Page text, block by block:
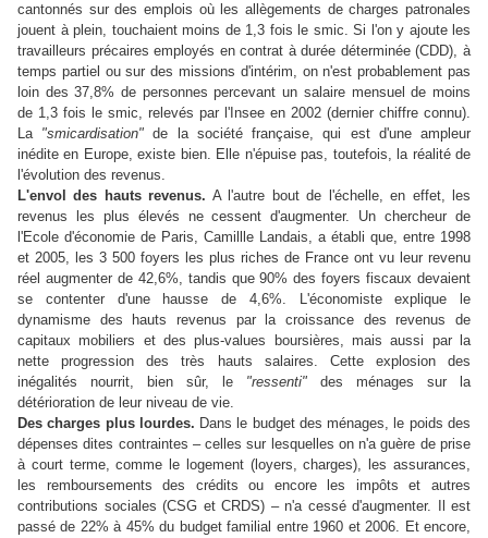
cantonnés sur des emplois où les allègements de charges patronales
jouent à plein, touchaient moins de 1,3 fois le smic. Si l'on y ajoute les
travailleurs précaires employés en contrat à durée déterminée (CDD), à
temps partiel ou sur des missions d'intérim, on n'est probablement pas
loin des 37,8% de personnes percevant un salaire mensuel de moins
de 1,3 fois le smic, relevés par l'Insee en 2002 (dernier chiffre connu).
La "smicardisation" de la société française, qui est d'une ampleur
inédite en Europe, existe bien. Elle n'épuise pas, toutefois, la réalité de
l'évolution des revenus.
L'envol des hauts revenus. A l'autre bout de l'échelle, en effet, les
revenus les plus élevés ne cessent d'augmenter. Un chercheur de
l'Ecole d'économie de Paris, Camillle Landais, a établi que, entre 1998
et 2005, les 3 500 foyers les plus riches de France ont vu leur revenu
réel augmenter de 42,6%, tandis que 90% des foyers fiscaux devaient
se contenter d'une hausse de 4,6%. L'économiste explique le
dynamisme des hauts revenus par la croissance des revenus de
capitaux mobiliers et des plus-values boursières, mais aussi par la
nette progression des très hauts salaires. Cette explosion des
inégalités nourrit, bien sûr, le "ressenti" des ménages sur la
détérioration de leur niveau de vie.
Des charges plus lourdes. Dans le budget des ménages, le poids des
dépenses dites contraintes – celles sur lesquelles on n'a guère de prise
à court terme, comme le logement (loyers, charges), les assurances,
les remboursements des crédits ou encore les impôts et autres
contributions sociales (CSG et CRDS) – n'a cessé d'augmenter. Il est
passé de 22% à 45% du budget familial entre 1960 et 2006. Et encore,